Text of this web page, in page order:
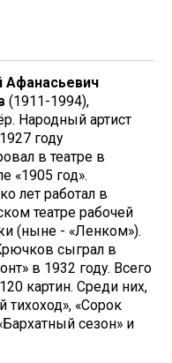
Афанасьевич
(1911-1994),
Народный артист
году
в театре в
«1905 год».
лет работал в
театре рабочей
(ныне - «Ленком»).
сыграл в
в 1932 году. Всего
картин. Среди них,
тихоход», «Сорок
сезон» и